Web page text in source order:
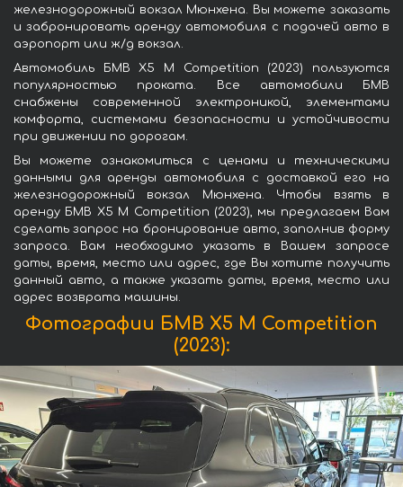
железнодорожный вокзал Мюнхена. Вы можете заказать
и забронировать аренду автомобиля с подачей авто в
аэропорт или ж/д вокзал.
Автомобиль БМВ X5 M Competition (2023) пользуются
популярностью проката. Все автомобили БМВ
снабжены современной электроникой, элементами
комфорта, системами безопасности и устойчивости
при движении по дорогам.
Вы можете ознакомиться с ценами и техническими
данными для аренды автомобиля с доставкой его на
железнодорожный вокзал Мюнхена. Чтобы взять в
аренду БМВ X5 M Competition (2023), мы предлагаем Вам
сделать запрос на бронирование авто, заполнив форму
запроса. Вам необходимо указать в Вашем запросе
даты, время, место или адрес, где Вы хотите получить
данный авто, а также указать даты, время, место или
адрес возврата машины.
Фотографии БМВ X5 M Competition
(2023):